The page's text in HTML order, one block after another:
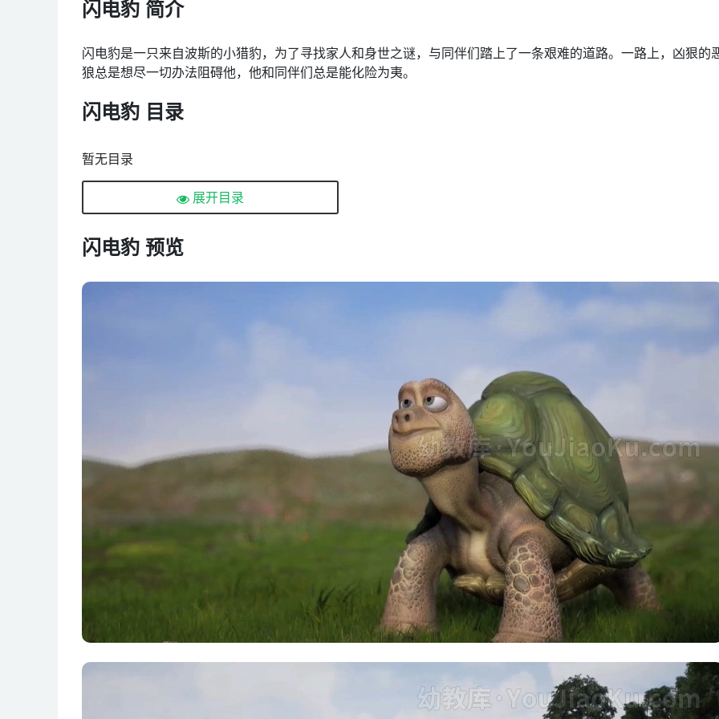
闪电豹 简介
闪电豹是一只来自波斯的小猎豹，为了寻找家人和身世之谜，与同伴们踏上了一条艰难的道路。一路上，凶狠的
狼总是想尽一切办法阻碍他，他和同伴们总是能化险为夷。
闪电豹 目录
暂无目录
展开目录
闪电豹 预览